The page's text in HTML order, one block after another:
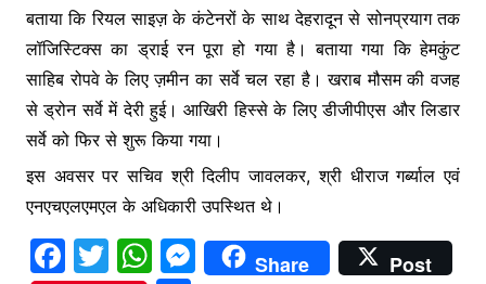
बताया कि रियल साइज़ के कंटेनरों के साथ देहरादून से सोनप्रयाग तक
लॉजिस्टिक्स का ड्राई रन पूरा हो गया है। बताया गया कि हेमकुंट
साहिब रोपवे के लिए ज़मीन का सर्वे चल रहा है। खराब मौसम की वजह
से ड्रोन सर्वे में देरी हुई। आखिरी हिस्से के लिए डीजीपीएस और लिडार
सर्वे को फिर से शुरू किया गया।
इस अवसर पर सचिव श्री दिलीप जावलकर, श्री धीराज गर्ब्याल एवं
एनएचएलएमएल के अधिकारी उपस्थित थे।
F T W M
Share
Post